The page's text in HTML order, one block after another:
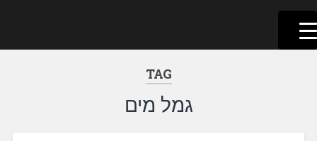
דלג
לתוכן
לשוניאדה
עברית. לשון. שפה
TAG
גמל מים